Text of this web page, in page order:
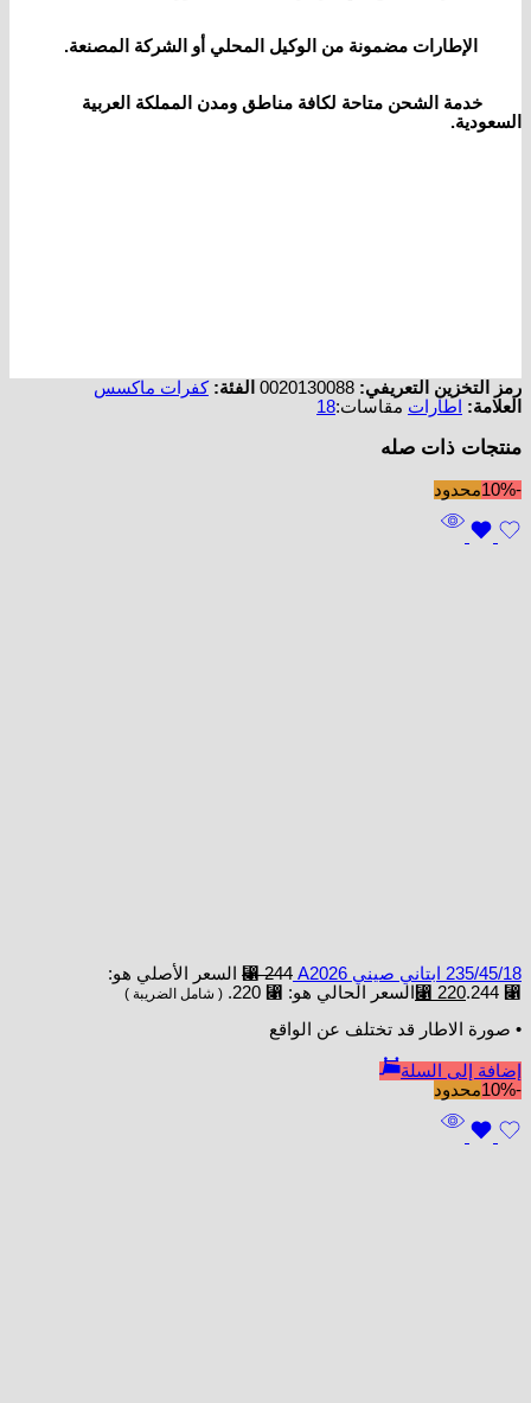
الإطارات مضمونة من الوكيل المحلي أو الشركة المصنعة.
خدمة الشحن متاحة لكافة مناطق ومدن المملكة العربية
السعودية.
رمز التخزين التعريفي: 0020130088 الفئة: كفرات ماكسس
العلامة: اطارات مقاسات:18
منتجات ذات صله
-10% محدود
235/45/18 ابتاني صيني A2026 ⃁244
السعر الأصلي هو:
⃁ 244.
⃁ 220 السعر الحالي هو: ⃁ 220. ( شامل الضريبة )
• صورة الاطار قد تختلف عن الواقع
إضافة إلى السلة
-10%
محدود